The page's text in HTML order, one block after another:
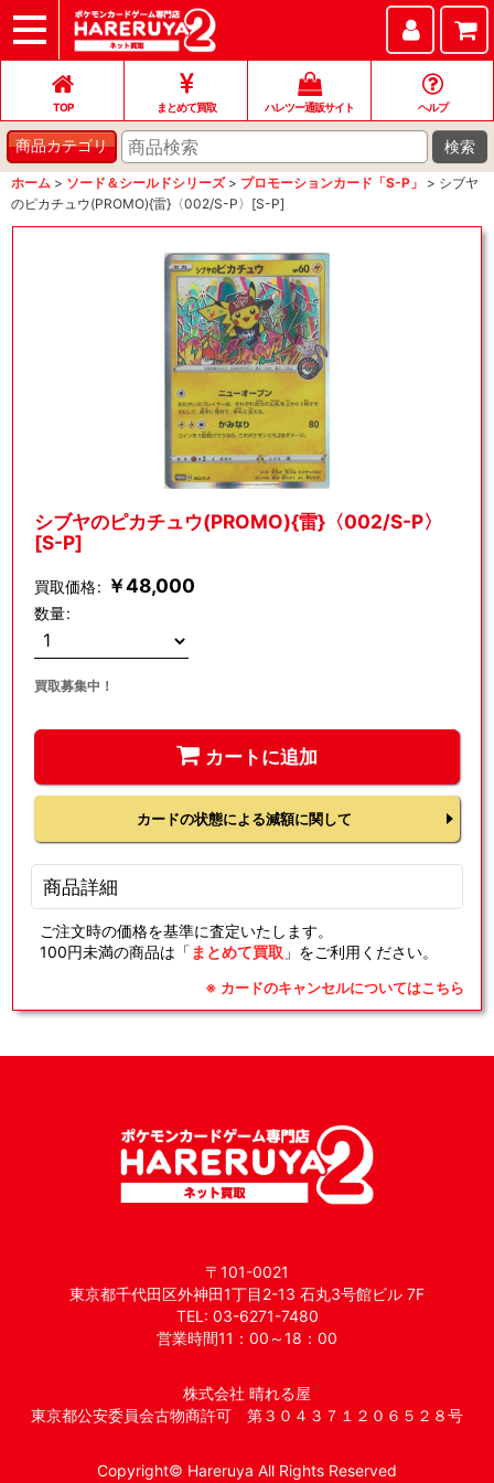
TOP
まとめて買取
ハレツー通販サイト
ヘルプ
お問い合わせ
TOP まとめて買取 ハレツー通販サイト ヘルプ
商品カテゴリ 検索
ホーム > ソード＆シールドシリーズ > プロモーションカード「S-P」 > シブヤ
のピカチュウ(PROMO){雷}〈002/S-P〉[S-P]
シブヤのピカチュウ(PROMO){雷}〈002/S-P〉
[S-P]
買取価格: ￥48,000
数量:
買取募集中！
カートに追加
カードの状態による減額に関して
商品詳細
ご注文時の価格を基準に査定いたします。
100円未満の商品は「 まとめて買取 」をご利用ください。
※ カードのキャンセルについてはこちら
〒101-0021
東京都千代田区外神田1丁目2-13 石丸3号館ビル 7F
TEL: 03-6271-7480
営業時間11：00～18：00
株式会社 晴れる屋
東京都公安委員会古物商許可 第３０４３７１２０６５２８号
Copyright© Hareruya All Rights Reserved